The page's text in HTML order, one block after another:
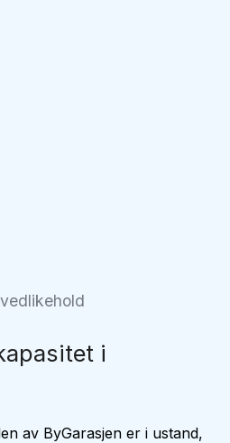
i
av ByGarasjen er i ustand,